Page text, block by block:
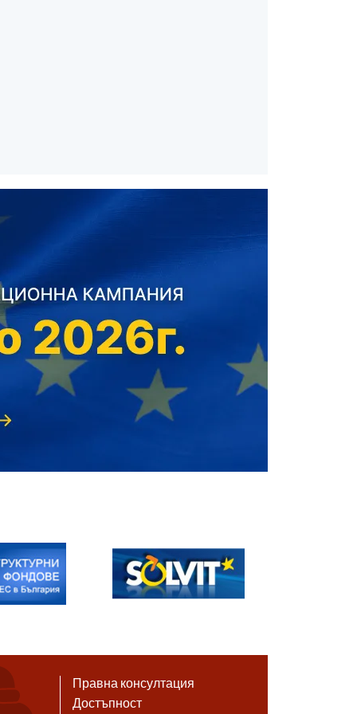
Правна консултация
Достъпност